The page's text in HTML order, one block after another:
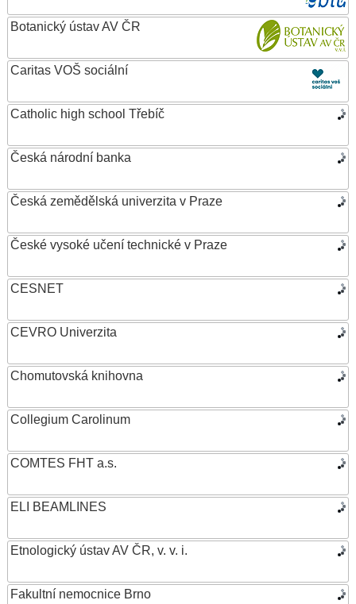
Botanický ústav AV ČR
Caritas VOŠ sociální
Catholic high school Třebíč
Česká národní banka
Česká zemědělská univerzita v Praze
České vysoké učení technické v Praze
CESNET
CEVRO Univerzita
Chomutovská knihovna
Collegium Carolinum
COMTES FHT a.s.
ELI BEAMLINES
Etnologický ústav AV ČR, v. v. i.
Fakultní nemocnice Brno